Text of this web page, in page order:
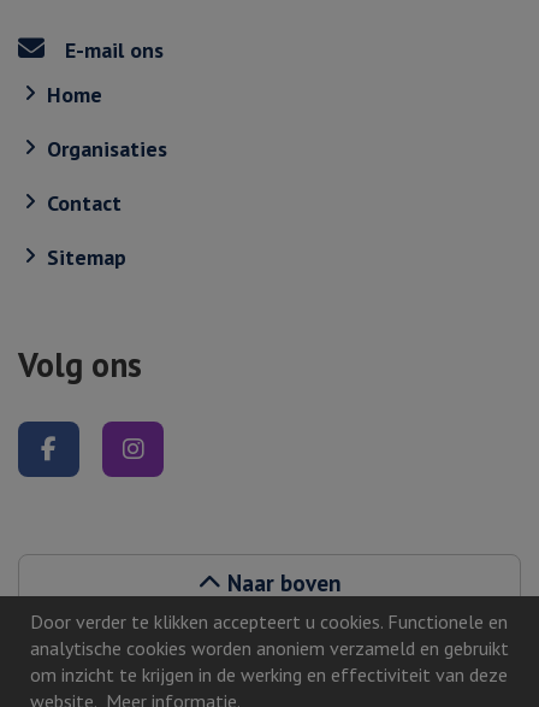
Door verder te klikken accepteert u cookies. Functionele en
analytische cookies worden anoniem verzameld en gebruikt
om inzicht te krijgen in de werking en effectiviteit van deze
website. Meer informatie.
E-mail ons
Home
Organisaties
Contact
Sitemap
Volg ons
Volg ons op Facebook
Naar boven